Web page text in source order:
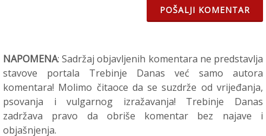
POŠALJI KOMENTAR
NAPOMENA: Sadržaj objavljenih komentara ne predstavlja
stavove portala Trebinje Danas već samo autora
komentara! Molimo čitaoce da se suzdrže od vrijeđanja,
psovanja i vulgarnog izražavanja! Trebinje Danas
zadržava pravo da obriše komentar bez najave i
objašnjenja.